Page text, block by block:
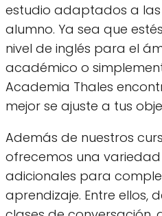
estudio adaptados a
alumno. Ya sea que
nivel de inglés para el
académico o
Academia Thales
mejor se ajuste a tus
Además de nuestros
ofrecemos una variedad
adicionales para
aprendizaje. Entre ellos,